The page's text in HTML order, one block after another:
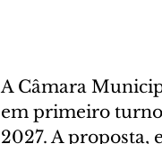
A Câmara
em primeiro
2027. A proposta,